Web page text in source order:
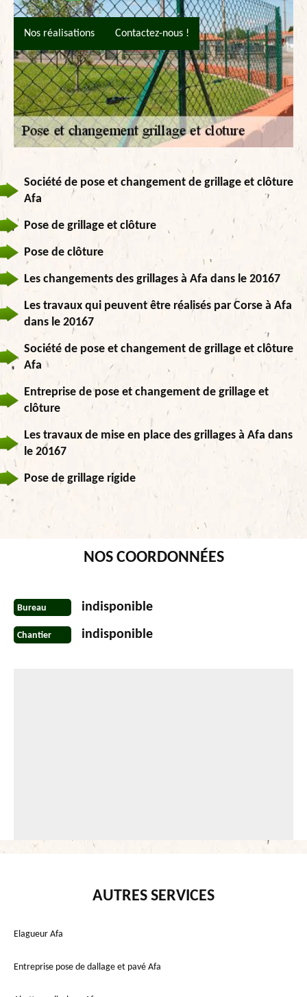
Nos réalisations Contactez-nous !
Société de pose et changement de grillage et clôture
Afa
Pose de grillage et clôture
Pose de clôture
Les changements des grillages à Afa dans le 20167
Les travaux qui peuvent être réalisés par Corse à Afa
dans le 20167
Société de pose et changement de grillage et clôture
Afa
Entreprise de pose et changement de grillage et
clôture
Les travaux de mise en place des grillages à Afa dans
le 20167
Pose de grillage rigide
NOS COORDONNÉES
Bureau indisponible
Chantier indisponible
AUTRES SERVICES
Elagueur Afa
Entreprise pose de dallage et pavé Afa